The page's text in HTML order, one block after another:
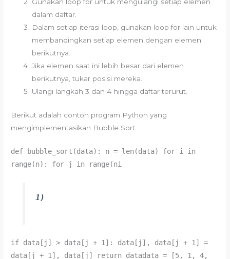
dalam daftar.
Dalam setiap iterasi loop, gunakan loop for lain untuk
membandingkan setiap elemen dengan elemen
berikutnya.
Jika elemen saat ini lebih besar dari elemen
berikutnya, tukar posisi mereka.
Ulangi langkah 3 dan 4 hingga daftar terurut.
Berikut adalah contoh program Python yang
mengimplementasikan Bubble Sort:
def bubble_sort(data): n = len(data) for i in
range(n): for j in range(ni
1)
if data[j] > data[j + 1]: data[j], data[j + 1] =
data[j + 1], data[j] return datadata = [5, 1, 4,